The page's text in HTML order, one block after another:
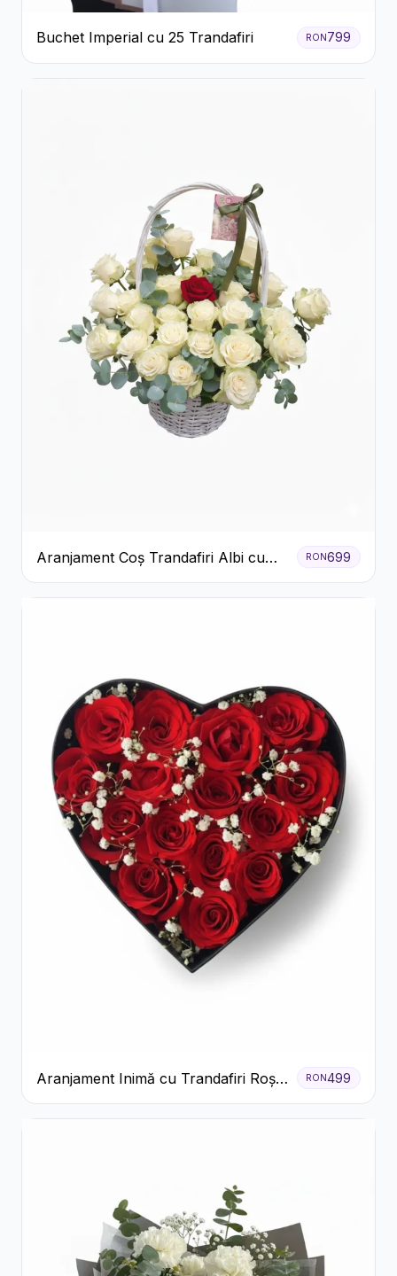
Buchet Imperial cu 25 Trandafiri RON799
Aranjament Coș Trandafiri Albi cu
Accent Roșu
RON699
Aranjament Inimă cu Trandafiri Roșii
și Floarea Miresei
RON499